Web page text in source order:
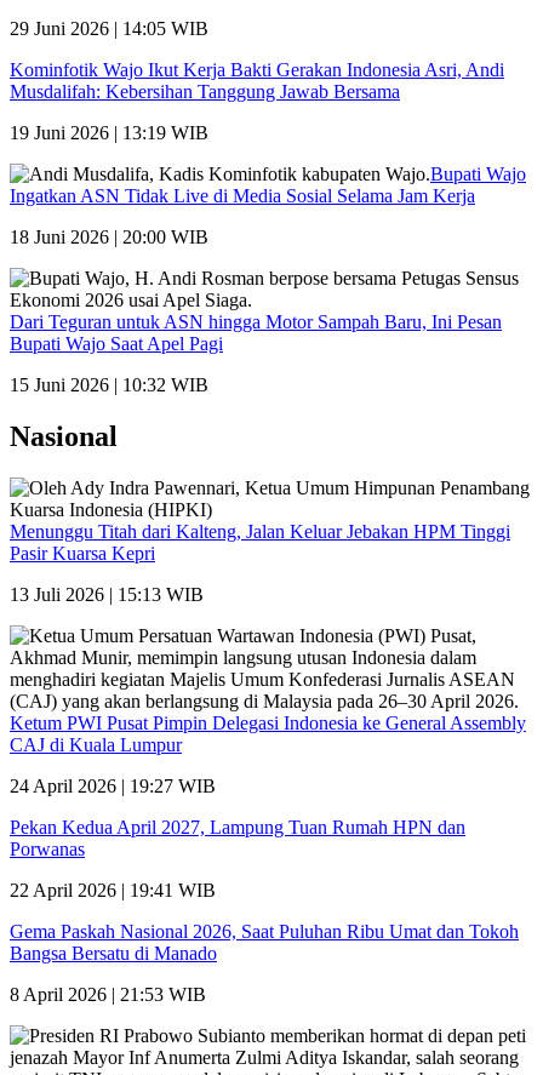
29 Juni 2026 | 14:05 WIB
Kominfotik Wajo Ikut Kerja Bakti Gerakan Indonesia Asri, Andi
Musdalifah: Kebersihan Tanggung Jawab Bersama
19 Juni 2026 | 13:19 WIB
Bupati Wajo
Ingatkan ASN Tidak Live di Media Sosial Selama Jam Kerja
18 Juni 2026 | 20:00 WIB
Dari Teguran untuk ASN hingga Motor Sampah Baru, Ini Pesan
Bupati Wajo Saat Apel Pagi
15 Juni 2026 | 10:32 WIB
Nasional
Menunggu Titah dari Kalteng, Jalan Keluar Jebakan HPM Tinggi
Pasir Kuarsa Kepri
13 Juli 2026 | 15:13 WIB
Ketum PWI Pusat Pimpin Delegasi Indonesia ke General Assembly
CAJ di Kuala Lumpur
24 April 2026 | 19:27 WIB
Pekan Kedua April 2027, Lampung Tuan Rumah HPN dan
Porwanas
22 April 2026 | 19:41 WIB
Gema Paskah Nasional 2026, Saat Puluhan Ribu Umat dan Tokoh
Bangsa Bersatu di Manado
8 April 2026 | 21:53 WIB